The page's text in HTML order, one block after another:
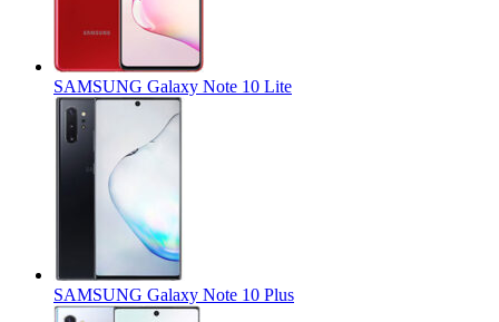
SAMSUNG Galaxy Note 10 Lite
SAMSUNG Galaxy Note 10 Plus